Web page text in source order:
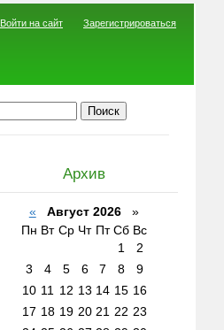
Войти на сайт Зарегистрироваться
Архив
« Август 2026
»
Пн Вт Ср Чт Пт Сб Вс
1
2
3
4 5 6 7 8
9
10 11 12 13 14 15 16
17 18 19 20 21 22 23